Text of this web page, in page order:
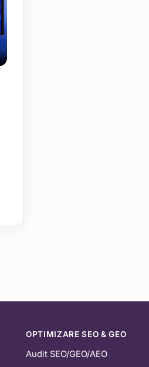
OPTIMIZARE SEO & GEO
Audit SEO/GEO/AEO